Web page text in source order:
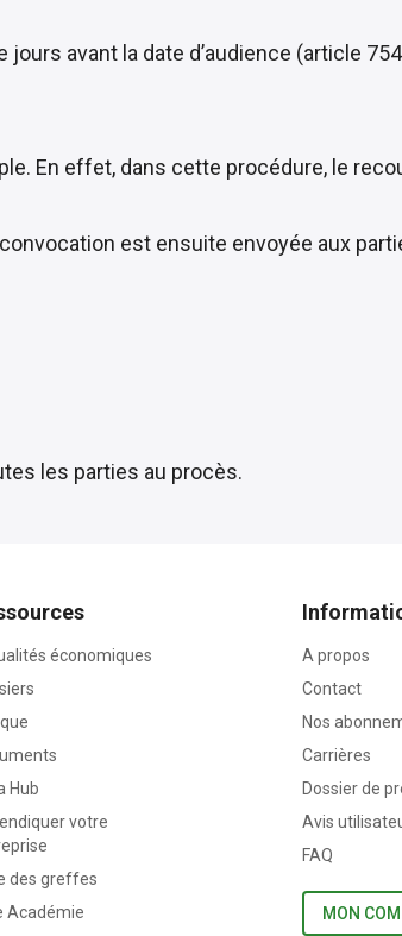
avant la date d’audience (article
En effet, dans cette procédure, le
est ensuite envoyée aux
les parties au procès.
économiques
Hub
votre
des greffes
Académie
A propos
Contact
Nos
Carrières
Dossier de
Avis
FAQ
MON